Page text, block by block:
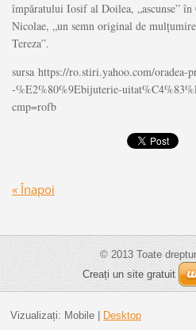
împăratului Iosif al Doilea, „ascunse”
Nicolae, „un semn original de
Tereza”.
sursa https://ro.stiri.yahoo.com/
-%E2%80%9Ebijuterie-
cmp=rofb
« Înapoi
© 2013 Toate
Creați un site gratuit
Vizualizați: Mobile| Desktop